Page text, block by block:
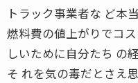
トラック事業者な ど本
燃料費の値上がりでコ
しいために自分たち の
そ れを気の毒だとさえ